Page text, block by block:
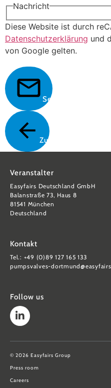
Nachricht
Diese Website ist durch
Datenschutzerklärung und
von Google gelten.
Senden
Zurück
Veranstalter
Easyfairs Deutschland GmbH
Balanstraße 73, Haus 8
81541 München
Deutschland
Kontakt
Tel.: +49 (0)89 127 165 133
pumpsvalves-
Follow us
© 2026 Easyfairs Group
Press room
Careers